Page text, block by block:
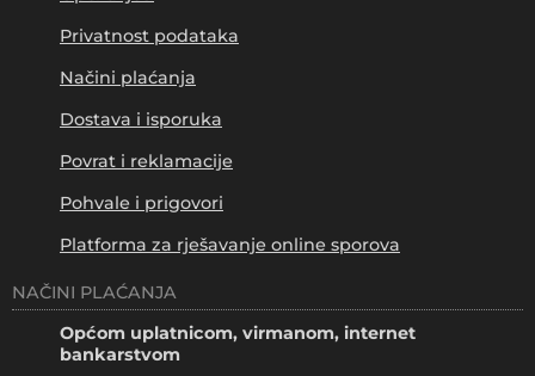
Privatnost podataka
Načini plaćanja
Dostava i isporuka
Povrat i reklamacije
Pohvale i prigovori
Platforma za rješavanje online sporova
NAČINI PLAĆANJA
Općom uplatnicom, virmanom, internet
bankarstvom